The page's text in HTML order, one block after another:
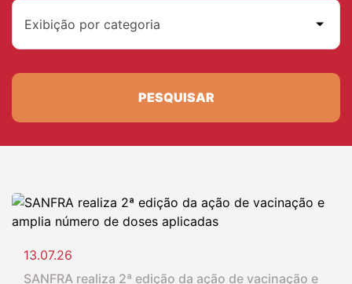
Exibição por categoria
PESQUISAR
13.07.26
SANFRA realiza 2ª edição da ação de vacinação e